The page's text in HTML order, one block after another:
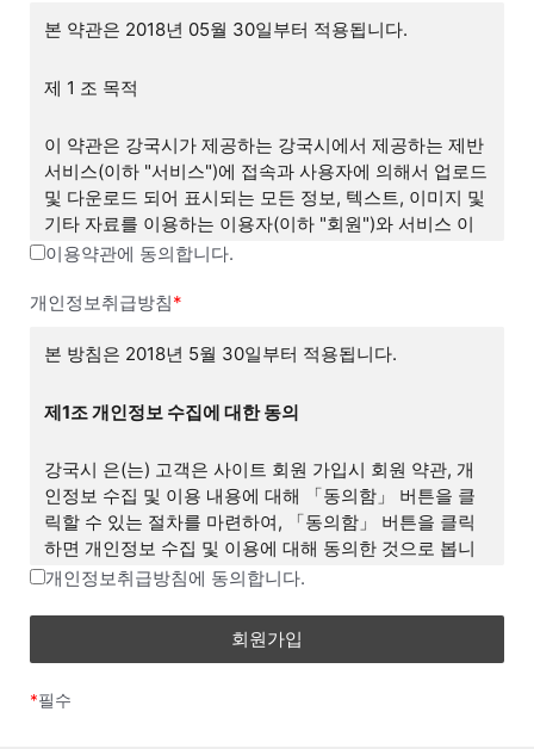
본 약관은 2018년 05월 30일부터 적용됩니다.
제 1 조 목적
이 약관은 강국시가 제공하는 강국시에서 제공하는 제반
서비스(이하 "서비스")에 접속과 사용자에 의해서 업로드
및 다운로드 되어 표시되는 모든 정보, 텍스트, 이미지 및
기타 자료를 이용하는 이용자(이하 "회원")와 서비스 이
용에 관한 권리 및 의무와 책임사항, 기타 필요한 사항을
변경할 수 있습니다.
③ 회원은 회사가 전항에 따라 변경하는 약관에 동의하
지 않을 권리가 있으며, 이 경우 회원은 회사에서 제공하
는 서비스 이용 중단 및 탈퇴 의사를 표시하고 서비스 이
용 종료를 요청할 수 있습니다. 다만, 회사가 회원에게 변
경된 약관의 내용을 통보하면서 회원에게 "7일 이내 의사
표시를 하지 않을 경우 의사 표시가 표명된 것으로 본다
는 뜻"을 명확히 통지하였음에도 불구하고, 거부의 의사
표시를 하지 아니한 경우 회원이 변경된 약관에 동의하는
이용약관에 동의합니다.
개인정보취급방침*
본 방침은 2018년 5월 30일부터 적용됩니다.
제1조 개인정보 수집에 대한 동의
강국시 은(는) 고객은 사이트 회원 가입시 회원 약관, 개
인정보 수집 및 이용 내용에 대해 「동의함」 버튼을 클
릭할 수 있는 절차를 마련하여, 「동의함」 버튼을 클릭
하면 개인정보 수집 및 이용에 대해 동의한 것으로 봅니
다.
제2조 개인정보의 수집 항목 및 이용 목적
"개인정보"는 생존하는 개인에 관한 정보로서 해당 정보
에 포함된 성명, 주민등록번호 등의 사항으로 해당 개인
개인정보취급방침에 동의합니다.
*필수